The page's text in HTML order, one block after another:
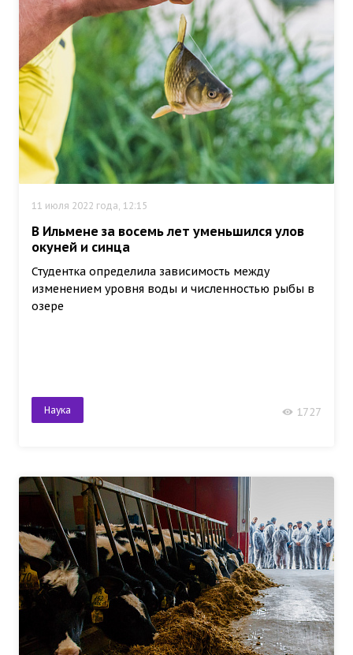
11 июля 2022 года, 12:15
В Ильмене за восемь лет уменьшился улов
окуней и синца
Студентка определила зависимость между
изменением уровня воды и численностью рыбы в
озере
Наука 1727